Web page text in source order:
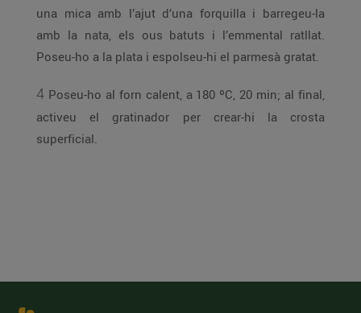
una mica amb l’ajut d’una forquilla i barregeu-la
amb la nata, els ous batuts i l’emmental ratllat.
Poseu-ho a la plata i espolseu-hi el parmesà gratat.
4 Poseu-ho al forn calent, a 180 ºC, 20 min; al final,
activeu el gratinador per crear-hi la crosta
superficial.